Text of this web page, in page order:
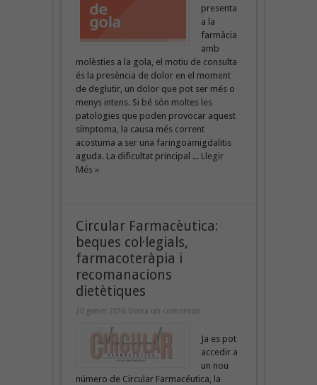
presenta
a la
farmàcia
amb
molèsties a la gola, el motiu de consulta
és la presència de dolor en el moment
de deglutir, un dolor que pot ser més o
menys intens. Si bé són moltes les
patologies que poden provocar aquest
símptoma, la causa més corrent
acostuma a ser una faringoamigdalitis
aguda. La dificultat principal ... Llegir
Més »
Circular Farmacèutica:
beques col·legials,
farmacoteràpia i
recomanacions
dietètiques
20 gener 2016 Deixa un comentari
Ja es pot
accedir a
un nou
número de Circular Farmacéutica, la